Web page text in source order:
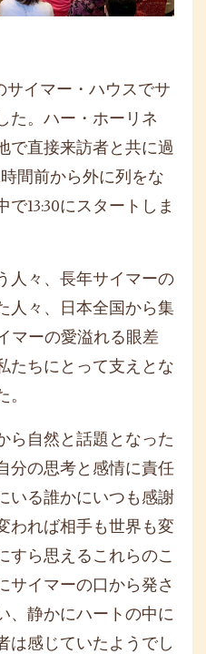
サイマー・ハウスでサ
た。ハー・ホーリネ
で直接来訪者と共に過
間前から外に列をな
13:30にスタートしま
人々、長年サイマーの
人々、日本全国から集
マーの愛溢れる眼差
たちにとって支えとな
ら自然と話題となった
分の思考と感情に責任
いる誰かにいつも感謝
われば相手も世界も変
すら思えるこれらのこ
サイマーの口から発さ
、静かにハートの中に
は感じていたようでし